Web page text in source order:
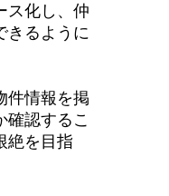
ス化し、仲
きるように
件情報を掲
確認するこ
絶を目指